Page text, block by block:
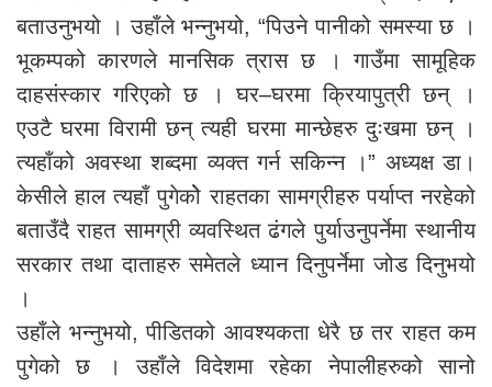
बताउनुभयो । उहाँले भन्नुभयो, “पिउने पानीको समस्या छ ।
भूकम्पको कारणले मानसिक त्रास छ । गाउँमा सामूहिक
दाहसंस्कार गरिएको छ । घर–घरमा क्रियापुत्री छन् ।
एउटै घरमा विरामी छन् त्यही घरमा मान्छेहरु दुःखमा छन् ।
त्यहाँको अवस्था शब्दमा व्यक्त गर्न सकिन्न ।” अध्यक्ष डा।
केसीले हाल त्यहाँ पुगेकोे राहतका सामग्रीहरु पर्याप्त नरहेको
बताउँदै राहत सामग्री व्यवस्थित ढंगले पुर्याउनुपर्नेमा स्थानीय
सरकार तथा दाताहरु समेतले ध्यान दिनुपर्नेमा जोड दिनुभयो
।
उहाँले भन्नुभयो, पीडितको आवश्यकता धेरै छ तर राहत कम
पुगेको छ । उहाँले विदेशमा रहेका नेपालीहरुको सानो